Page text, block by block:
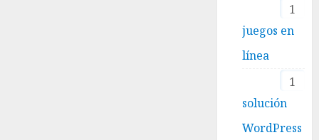
1
juegos en
línea
1
solución
WordPress